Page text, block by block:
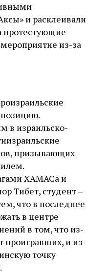
и расклеивали
протестующие
из-за
в израильско-
призывающих
ХАМАСа и
Тибет, студент –
что в последнее
в центре
в том, что из-
проигравших, и из-
точку